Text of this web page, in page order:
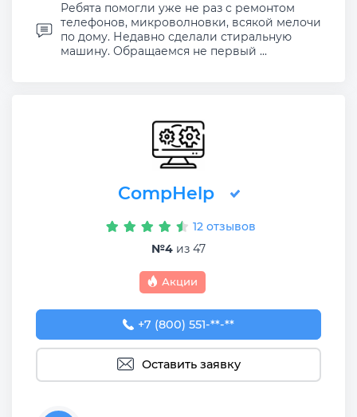
Ребята помогли уже не раз с ремонтом
телефонов, микроволновки, всякой мелочи
по дому. Недавно сделали стиральную
машину. Обращаемся не первый ...
CompHelp
12 отзывов
№4 из 47
Акции
+7 (800) 551-74-09
+7 (800) 551-**-**
Оставить заявку